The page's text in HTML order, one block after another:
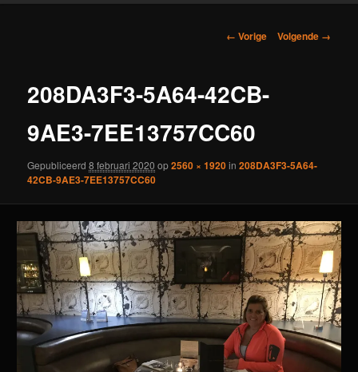
Afbeeldingsnavigatie
← Vorige Volgende →
208DA3F3-5A64-42CB-
9AE3-7EE13757CC60
Gepubliceerd8 februari 2020 op2560 × 1920in208DA3F3-5A64-
42CB-9AE3-7EE13757CC60